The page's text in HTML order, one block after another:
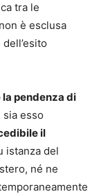
tra le
è esclusa
pendenza di
sia esso
il
istanza del
né ne